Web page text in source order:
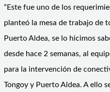
“Este fue uno de los
planteó la mesa de trabajo de
Puerto Aldea, se lo hicimos
desde hace 2 semanas, al
para la intervención de
Tongoy y Puerto Aldea. A ello